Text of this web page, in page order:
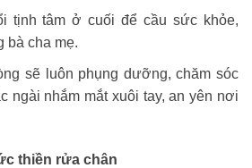
tịnh tâm ở cuối để cầu sức khỏe,
bà cha mẹ.
sẽ luôn phụng dưỡng, chăm sóc
ngài nhắm mắt xuôi tay, an yên nơi
thiền rửa chân